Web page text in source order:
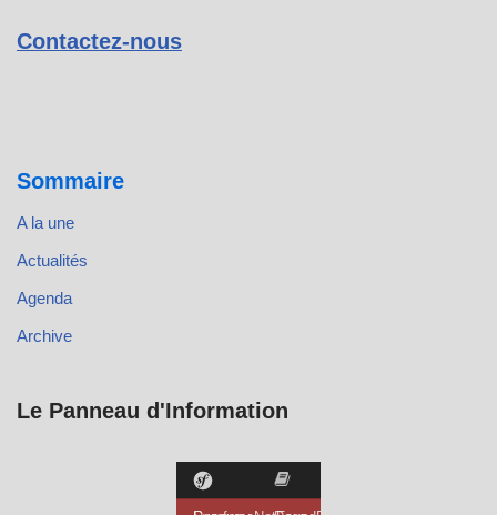
Contactez-nous
Sommaire
A la une
Actualités
Agenda
Archive
Le Panneau d'Information